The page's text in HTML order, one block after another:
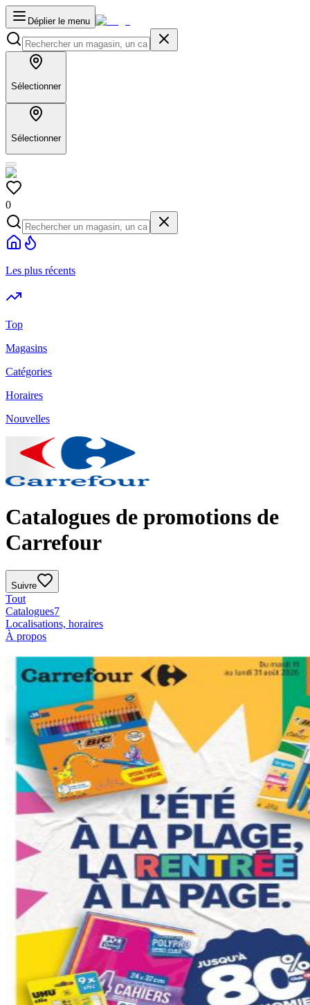
Déplier le menu
Sélectionner
Sélectionner
0
Les plus récents
Top
Magasins
Catégories
Horaires
Nouvelles
Catalogues de promotions de
Carrefour
Suivre
Tout
Catalogues7
Localisations, horaires
À propos